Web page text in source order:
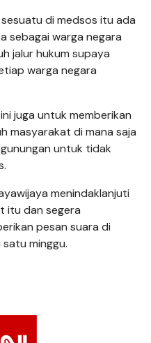
di medsos itu ada
sebagai warga negara
jalur hukum supaya
warga negara
juga untuk memberikan
masyarakat di mana saja
untuk tidak
menindaklanjuti
itu dan segera
pesan suara di
minggu.